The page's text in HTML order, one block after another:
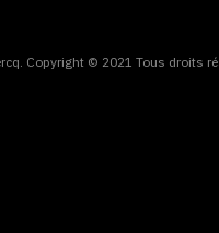
Copyright © 2021 Tous droits